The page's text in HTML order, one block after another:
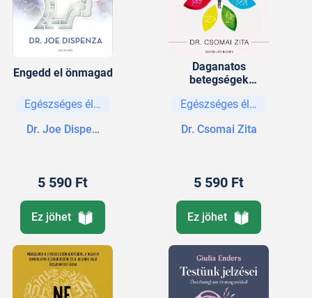
Engedd el önmagad
Egészséges életmód
Dr. Joe Dispenza
5 590 Ft
Ez jöhet
Daganatos
betegségek
Egészséges életmód
Dr. Csomai Zita
5 590 Ft
Ez jöhet